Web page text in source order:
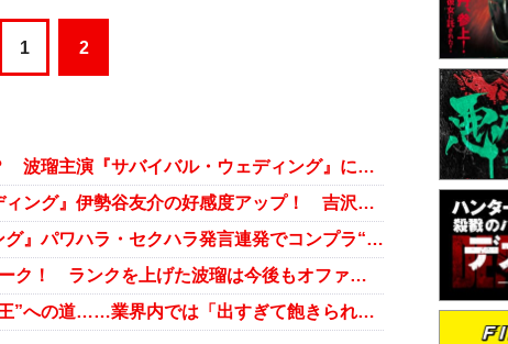
1 2
当て馬は風間俊介？ 吉沢亮……？ 波瑠主演『サバイバル・ウェディング』に感じる一抹の不安
視聴率好調の『サバイバル・ウェディング』伊勢谷友介の好感度アップ！ 吉沢亮は笑顔が胡散臭い!?
波瑠主演『サバイバル・ウエディング』パワハラ・セクハラ発言連発でコンプラ“ギリギリ”もドラマとして成立するワケ
主演ドラマが2作連続で高視聴率マーク！ ランクを上げた波瑠は今後もオファー殺到必至
波瑠、米倉涼子に次ぐ“連ドラの女王”への道……業界内では「出すぎて飽きられる」の声も